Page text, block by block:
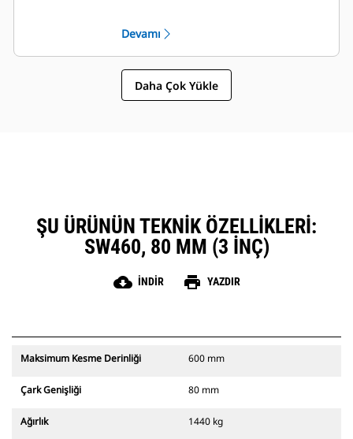
Devamı
Daha Çok Yükle
ŞU ÜRÜNÜN TEKNIK ÖZELLIKLERI:
SW460, 80 MM (3 INÇ)
cloud_download İNDIR print YAZDIR
Maksimum Kesme Derinliği 600 mm
Çark Genişliği 80 mm
Ağırlık 1440 kg